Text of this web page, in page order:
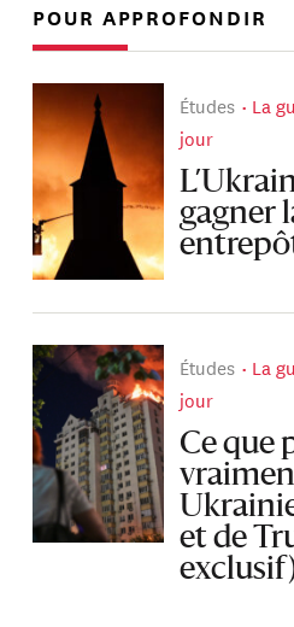
POUR APPROFONDIR
Études
La
jour
gagner
Études
La
jour
Ce que
et de